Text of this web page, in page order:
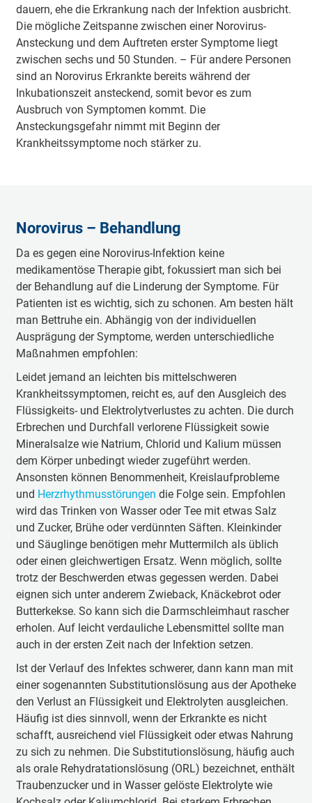
dauern, ehe die Erkrankung nach der Infektion ausbricht.
Die mögliche Zeitspanne zwischen einer Norovirus-
Ansteckung und dem Auftreten erster Symptome liegt
zwischen sechs und 50 Stunden. – Für andere Personen
sind an Norovirus Erkrankte bereits während der
Inkubationszeit ansteckend, somit bevor es zum
Ausbruch von Symptomen kommt. Die
Ansteckungsgefahr nimmt mit Beginn der
Krankheitssymptome noch stärker zu.
Norovirus – Behandlung
Da es gegen eine Norovirus-Infektion keine
medikamentöse Therapie gibt, fokussiert man sich bei
der Behandlung auf die Linderung der Symptome. Für
Patienten ist es wichtig, sich zu schonen. Am besten hält
man Bettruhe ein. Abhängig von der individuellen
Ausprägung der Symptome, werden unterschiedliche
Maßnahmen empfohlen:
Leidet jemand an leichten bis mittelschweren
Krankheitssymptomen, reicht es, auf den Ausgleich des
Flüssigkeits- und Elektrolytverlustes zu achten. Die durch
Erbrechen und Durchfall verlorene Flüssigkeit sowie
Mineralsalze wie Natrium, Chlorid und Kalium müssen
dem Körper unbedingt wieder zugeführt werden.
Ansonsten können Benommenheit, Kreislaufprobleme
und Herzrhythmusstörungen die Folge sein. Empfohlen
wird das Trinken von Wasser oder Tee mit etwas Salz
und Zucker, Brühe oder verdünnten Säften. Kleinkinder
und Säuglinge benötigen mehr Muttermilch als üblich
oder einen gleichwertigen Ersatz. Wenn möglich, sollte
trotz der Beschwerden etwas gegessen werden. Dabei
eignen sich unter anderem Zwieback, Knäckebrot oder
Butterkekse. So kann sich die Darmschleimhaut rascher
erholen. Auf leicht verdauliche Lebensmittel sollte man
auch in der ersten Zeit nach der Infektion setzen.
Ist der Verlauf des Infektes schwerer, dann kann man mit
einer sogenannten Substitutionslösung aus der Apotheke
den Verlust an Flüssigkeit und Elektrolyten ausgleichen.
Häufig ist dies sinnvoll, wenn der Erkrankte es nicht
schafft, ausreichend viel Flüssigkeit oder etwas Nahrung
zu sich zu nehmen. Die Substitutionslösung, häufig auch
als orale Rehydratationslösung (ORL) bezeichnet, enthält
Traubenzucker und in Wasser gelöste Elektrolyte wie